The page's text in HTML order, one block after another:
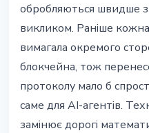
обробляються швидше
викликом. Раніше
вимагала окремого
блокчейна, тож
протоколу мало б
саме для AI-агентів.
замінює дорогі